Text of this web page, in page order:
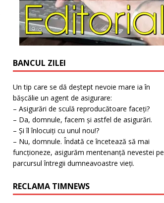
BANCUL ZILEI
Un tip care se dă deștept nevoie mare ia în
bășcălie un agent de asigurare:
– Asigurări de sculă reproducătoare faceți?
– Da, domnule, facem și astfel de asigurări.
– Și îl înlocuiți cu unul nou!?
– Nu, domnule. Îndată ce încetează să mai
funcționeze, asigurăm mentenanță nevestei pe
parcursul întregii dumneavoastre vieți.
RECLAMA TIMNEWS